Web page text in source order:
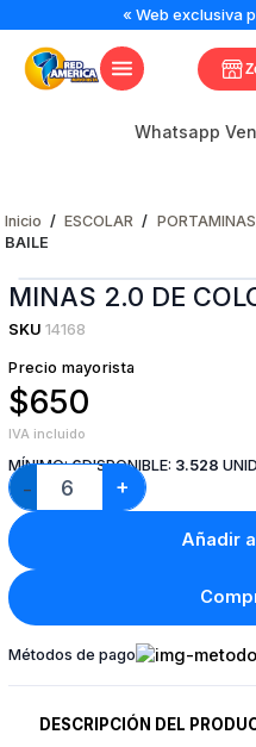
« Web exclusiva
Whatsapp
Inicio / ESCOLAR /
BAILE
MINAS 2.0 DE
SKU 14168
Precio mayorista
$650
IVA incluido
MÍNIMO:6DISPONIBLE: 3.528
−
2.0
DE
COLORES
+
Añadir
Métodos de pago
DESCRIPCIÓN DEL